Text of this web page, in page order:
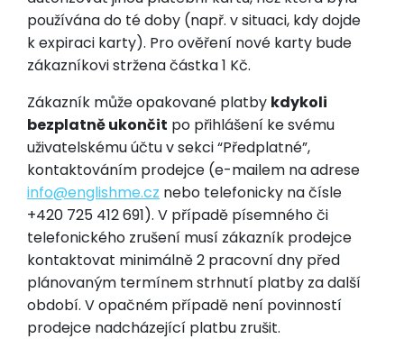
používána do té doby (např. v situaci, kdy dojde
k expiraci karty). Pro ověření nové karty bude
zákazníkovi stržena částka 1 Kč.
Zákazník může opakované platby kdykoli
bezplatně ukončit po přihlášení ke svému
uživatelskému účtu v sekci “Předplatné”,
kontaktováním prodejce (e-mailem na adrese
info@englishme.cz nebo telefonicky na čísle
+420 725 412 691). V případě písemného či
telefonického zrušení musí zákazník prodejce
kontaktovat minimálně 2 pracovní dny před
plánovaným termínem strhnutí platby za další
období. V opačném případě není povinností
prodejce nadcházející platbu zrušit.